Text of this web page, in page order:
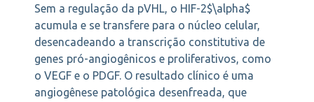
Sem a regulação da pVHL, o HIF-2$\alpha$
acumula e se transfere para o núcleo celular,
desencadeando a transcrição constitutiva de
genes pró-angiogênicos e proliferativos, como
o VEGF e o PDGF. O resultado clínico é uma
angiogênese patológica desenfreada, que